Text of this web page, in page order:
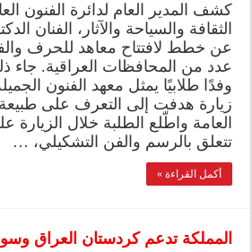
كشف المدير العام لدائرة الفنون
الثقافة والسياحة والآثار، الفنان
عن خطط لافتتاح معاهد للحرف
عدد من المحافظات العراقية. جاء
وفدًا طلابيًا يمثل معهد الفنون
زيارة هدفت إلى التعرف على
العامة واطّلع الطلبة خلال
تتعلق بالرسم والفن التشكيلي، …
أكمل القراءة »
المملكة تدعم كردستان العراق